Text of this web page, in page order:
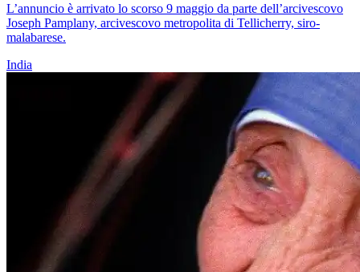
L’annuncio è arrivato lo scorso 9 maggio da parte dell’arcivescovo
Joseph Pamplany, arcivescovo metropolita di Tellicherry, siro-
malabarese.
India